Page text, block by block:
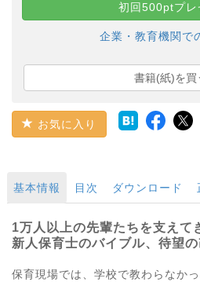
初回500ptプレ
企業・教育機関で
書籍(紙)を買
お気に入り
基本情報 目次 ダウンロード
1万人以上の先輩たちを支えて
新人保育士のバイブル、待望の
保育現場では、学校で教わらなか